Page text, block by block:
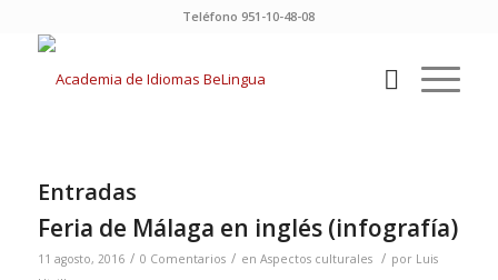
Teléfono 951-10-48-08
Entradas
Feria de Málaga en inglés (infografía)
11 agosto, 2016 / 0 Comentarios / en Aspectos culturales / por Luis